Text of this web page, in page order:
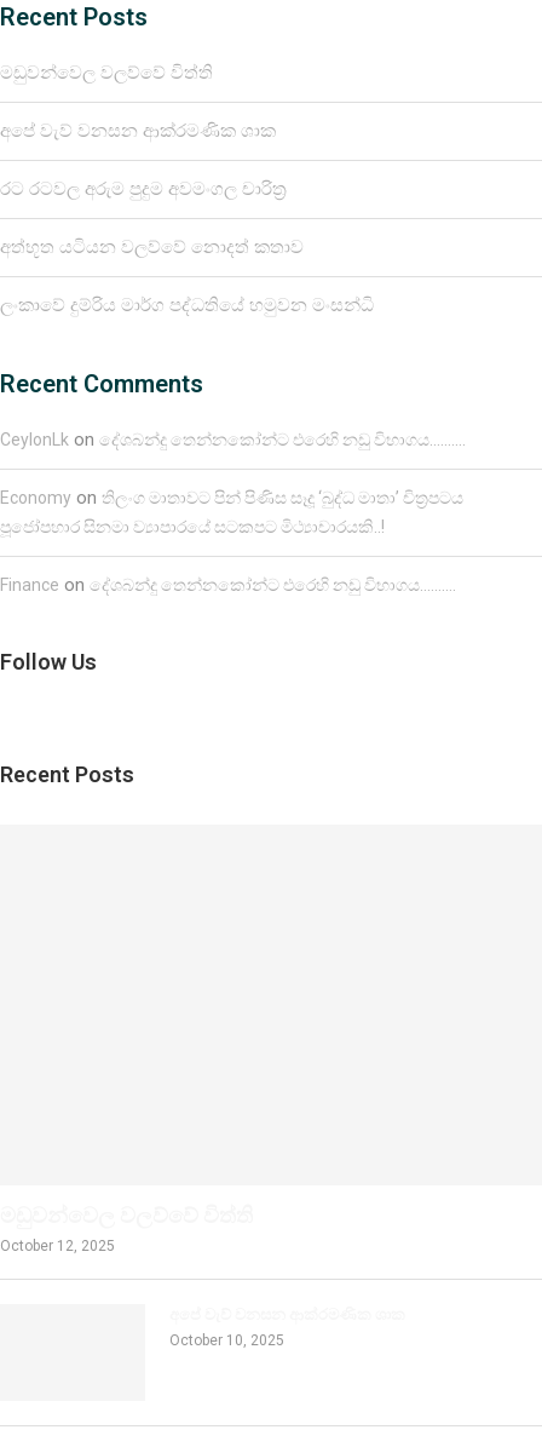
Recent Posts
මඩුවන්වෙල වලව්වේ විත්ති
අපේ වැව් වනසන ආක්රමණික ශාක
රට රටවල අරුම පුදුම අවමංගල චාරිත්‍ර
අත්භූත යටියන වලව්වේ නොදත් කතාව
ලංකාවේ දුම්රිය මාර්ග පද්ධතියේ හමුවන මංසන්ධි
Recent Comments
CeylonLk on දේශබන්දු තෙන්නකෝන්ට එරෙහි නඩු විභාගය……….
Economy on තිලංග මාතාවට පින් පිණිස සෑදූ ‘බුද්ධ මාතා’ චිත්‍රපටය
පූජෝපහාර සිනමා ව්‍යාපාරයේ සටකපට මිථ්‍යාචාරයකි..!
Finance on දේශබන්දු තෙන්නකෝන්ට එරෙහි නඩු විභාගය……….
Follow Us
Recent Posts
October 12, 2025
October 10, 2025